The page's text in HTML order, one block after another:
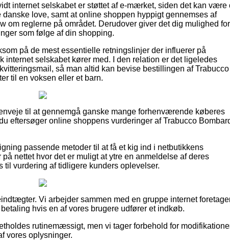
internet selskabet er støttet af e-mærket, siden det kan være
love, samt at online shoppen hyppigt gennemses af
om reglerne på området. Derudover giver det dig mulighed
som følge af din shopping.
på de mest essentielle retningslinjer der influerer på
internet selskabet kører med. I den relation er det ligeledes
så man altid kan bevise bestillingen af Trabucco
til en voksen eller et barn.
til at gennemgå ganske mange forhenværende køberes
eftersøger online shoppens vurderinger af Trabucco
passende metoder til at få et kig ind i netbutikkens
nettet hvor det er muligt at ytre en anmeldelse af deres
til vurdering af tidligere kunders oplevelser.
Vi arbejder sammen med en gruppe internet
hvis en af vores brugere udfører et indkøb.
rutinemæssigt, men vi tager forbehold for
vores oplysninger.